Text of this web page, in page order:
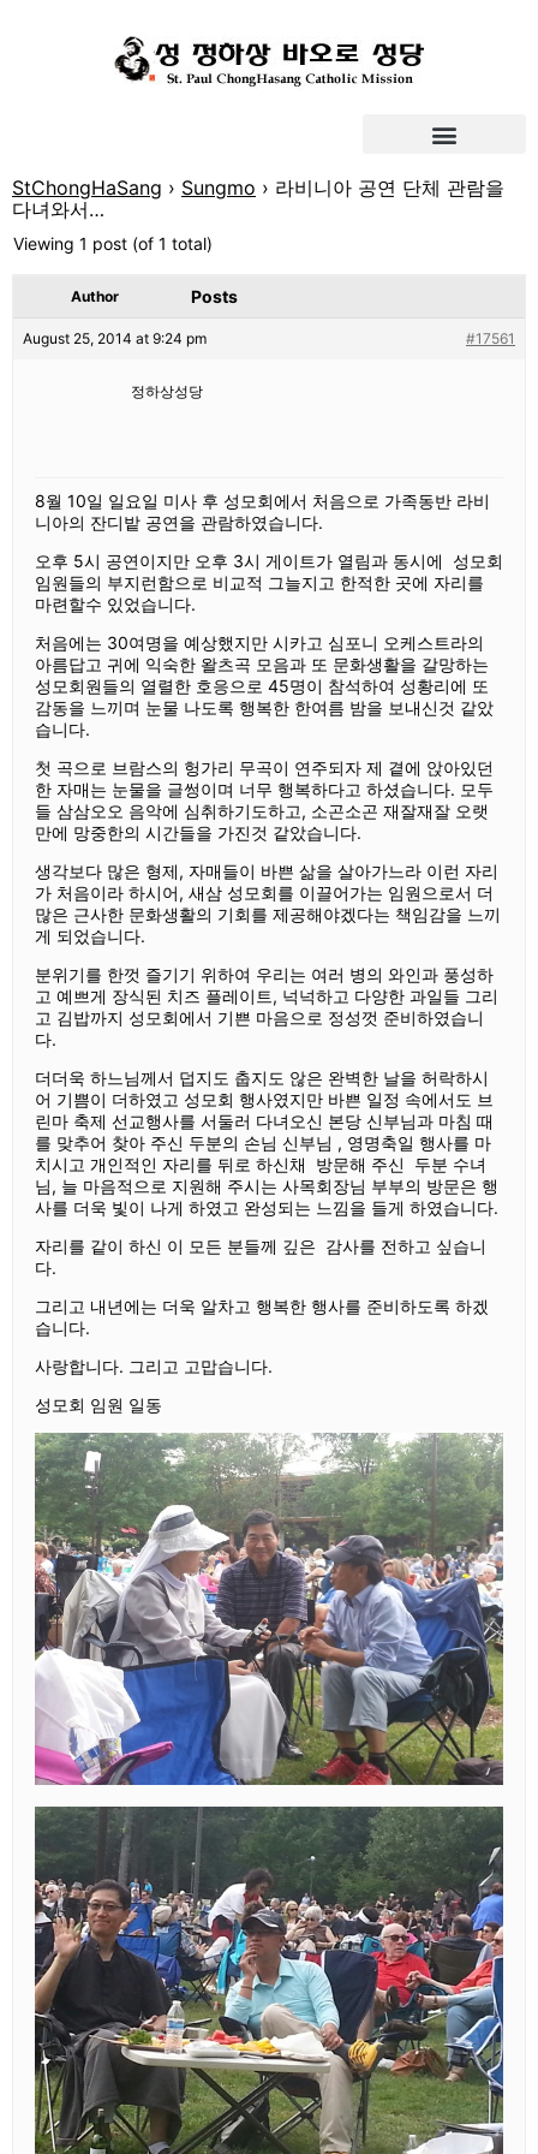
StChongHaSang › Sungmo › 라비니아 공연 단체 관람을
다녀와서…
Viewing 1 post (of 1 total)
Author Posts
August 25, 2014 at 9:24 pm #17561
정하상성당
8월 10일 일요일 미사 후 성모회에서 처음으로 가족동반 라비
니아의 잔디밭 공연을 관람하였습니다.
오후 5시 공연이지만 오후 3시 게이트가 열림과 동시에 성모회
임원들의 부지런함으로 비교적 그늘지고 한적한 곳에 자리를
마련할수 있었습니다.
처음에는 30여명을 예상했지만 시카고 심포니 오케스트라의
아름답고 귀에 익숙한 왈츠곡 모음과 또 문화생활을 갈망하는
성모회원들의 열렬한 호응으로 45명이 참석하여 성황리에 또
감동을 느끼며 눈물 나도록 행복한 한여름 밤을 보내신것 같았
습니다.
첫 곡으로 브람스의 헝가리 무곡이 연주되자 제 곁에 앉아있던
한 자매는 눈물을 글썽이며 너무 행복하다고 하셨습니다. 모두
들 삼삼오오 음악에 심취하기도하고, 소곤소곤 재잘재잘 오랫
만에 망중한의 시간들을 가진것 같았습니다.
생각보다 많은 형제, 자매들이 바쁜 삶을 살아가느라 이런 자리
가 처음이라 하시어, 새삼 성모회를 이끌어가는 임원으로서 더
많은 근사한 문화생활의 기회를 제공해야겠다는 책임감을 느끼
게 되었습니다.
분위기를 한껏 즐기기 위하여 우리는 여러 병의 와인과 풍성하
고 예쁘게 장식된 치즈 플레이트, 넉넉하고 다양한 과일들 그리
고 김밥까지 성모회에서 기쁜 마음으로 정성껏 준비하였습니
다.
더더욱 하느님께서 덥지도 춥지도 않은 완벽한 날을 허락하시
어 기쁨이 더하였고 성모회 행사였지만 바쁜 일정 속에서도 브
린마 축제 선교행사를 서둘러 다녀오신 본당 신부님과 마침 때
를 맞추어 찾아 주신 두분의 손님 신부님 , 영명축일 행사를 마
치시고 개인적인 자리를 뒤로 하신채 방문해 주신 두분 수녀
님, 늘 마음적으로 지원해 주시는 사목회장님 부부의 방문은 행
사를 더욱 빛이 나게 하였고 완성되는 느낌을 들게 하였습니다.
자리를 같이 하신 이 모든 분들께 깊은 감사를 전하고 싶습니
다.
그리고 내년에는 더욱 알차고 행복한 행사를 준비하도록 하겠
습니다.
사랑합니다. 그리고 고맙습니다.
성모회 임원 일동